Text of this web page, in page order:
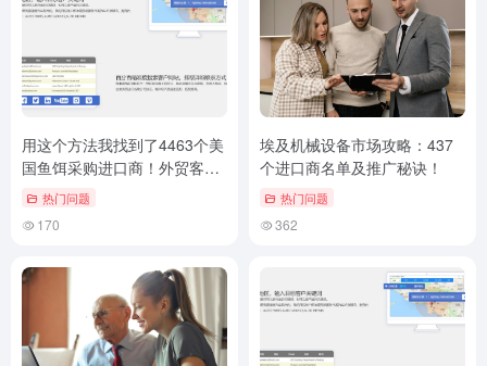
用这个方法我找到了4463个美
国鱼饵采购进口商！外贸客户
挖掘技巧
热门问题
170
埃及机械设备市场攻略：437
个进口商名单及推广秘诀！
热门问题
362